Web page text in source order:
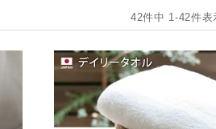
42件中 1-42件表